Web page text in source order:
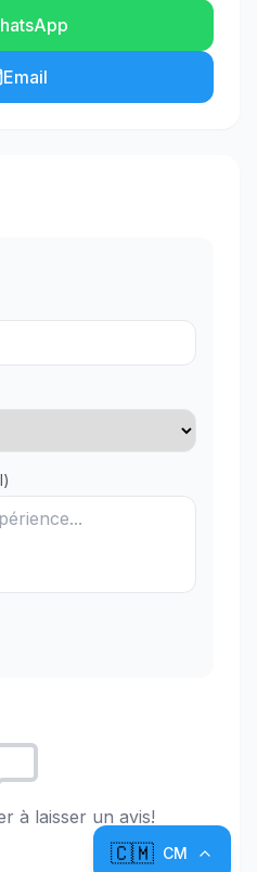
Email
à laisser un avis!
🇨🇲 CM